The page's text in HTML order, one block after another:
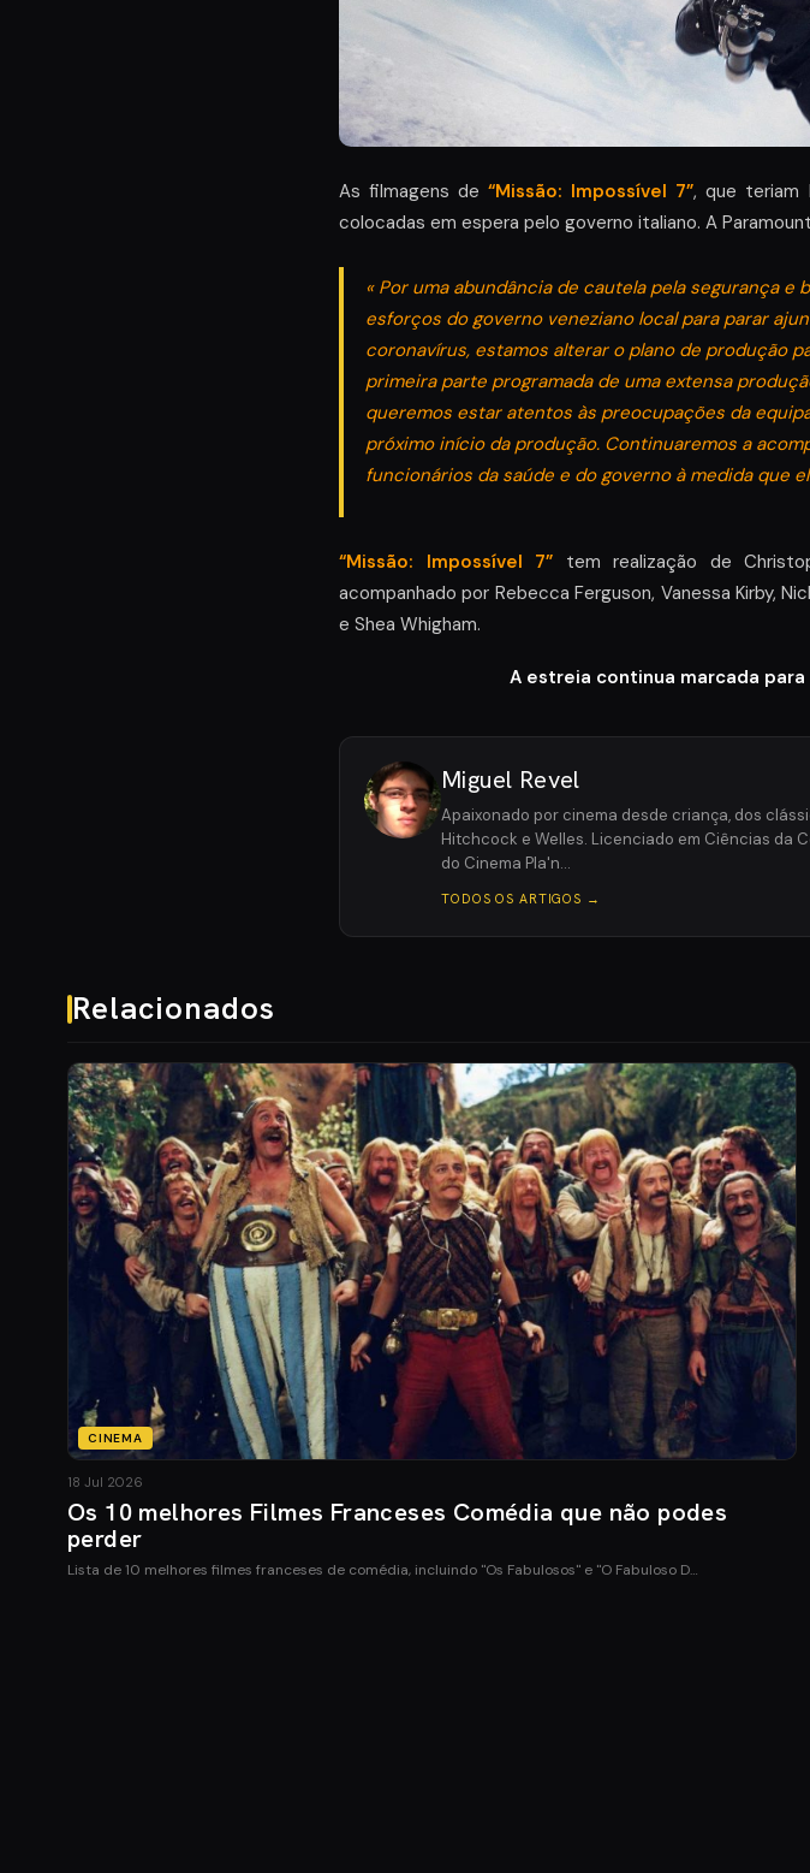
As filmagens de“Missão: Impossível 7”, que teriam
colocadas em espera pelo governo italiano. A
« Por uma abundância de cautela pela segurança
esforços do governo veneziano local para parar
coronavírus, estamos alterar o plano de produção
primeira parte programada de uma extensa
queremos estar atentos às preocupações da
próximo início da produção. Continuaremos a
funcionários da saúde e do governo à medida que
“Missão: Impossível 7” tem realização de
acompanhado por Rebecca Ferguson, Vanessa Kirby,
e Shea Whigham.
A estreia continua marcada para
Miguel Revel
Apaixonado por cinema desde criança, dos
Hitchcock e Welles. Licenciado em Ciências da
do Cinema Pla'n…
TODOS OS ARTIGOS →
Relacionados
CINEMA
18 Jul 2026
Os 10 melhores Filmes Franceses Comédia que não podes
perder
Lista de 10 melhores filmes franceses de comédia, incluindo "Os Fabulosos" e "O Fabuloso D…